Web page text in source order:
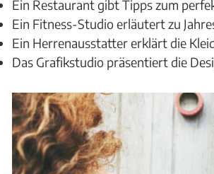
Ein Restaurant gibt Tipps zum
Ein Fitness-Studio erläutert zu
Ein Herrenausstatter erklärt die
Das Grafikstudio präsentiert die